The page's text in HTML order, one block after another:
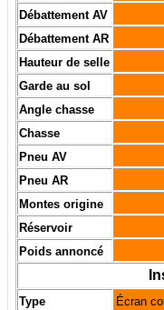
Débattement AV
Débattement AR
Hauteur de selle
Garde au sol
Angle chasse
Chasse
Pneu AV
Pneu AR
Montes origine
Réservoir
Poids annoncé
Type Écran